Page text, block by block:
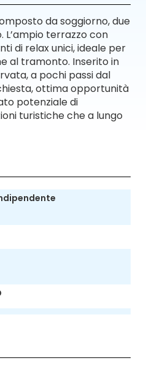
da soggiorno, due
terrazzo con
di relax unici, ideale per
al tramonto. Inserito in
a pochi passi dal
ottima opportunità
potenziale di
turistiche che a lungo